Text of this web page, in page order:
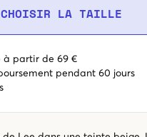
CHOISIR LA TAILLE
à partir de 69 €
pendant 60 jours